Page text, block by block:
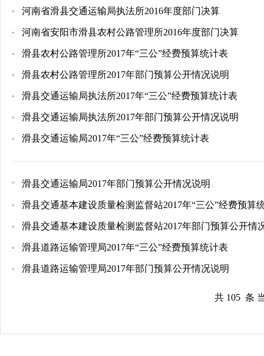
河南省滑县交通运输局执法所2016年度部门决算
河南省安阳市滑县农村公路管理所2016年度部门决算
滑县农村公路管理所2017年“三公”经费预算统计表
滑县农村公路管理所2017年部门预算公开情况说明
滑县交通运输局执法所2017年“三公”经费预算统计表
滑县交通运输局执法所2017年部门预算公开情况说明
滑县交通运输局2017年“三公”经费预算统计表
滑县交通运输局2017年部门预算公开情况说明
滑县交通基本建设质量检测监督站2017年“三公”经费预算
滑县交通基本建设质量检测监督站2017年部门预算公开情
滑县道路运输管理局2017年“三公”经费预算统计表
滑县道路运输管理局2017年部门预算公开情况说明
共 105 条